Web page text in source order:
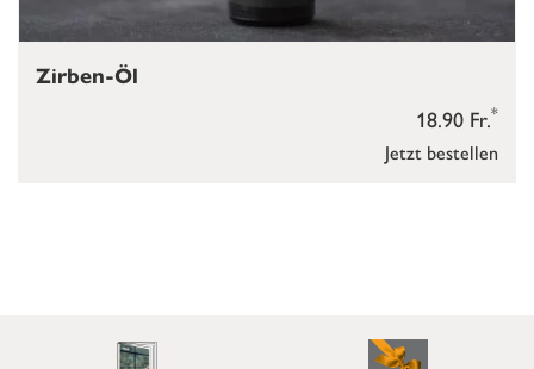
Jetzt bestellen
18.90 Fr.*
Zirben-Öl